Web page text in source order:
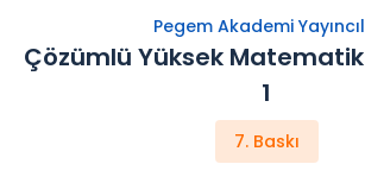
Pegem Akademi
Çözümlü Yüksek
1
7. Baskı